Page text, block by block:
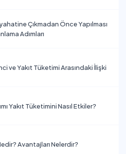
Çıkmadan Önce Yapılması
Adımları
ve Yakıt Tüketimi Arasındaki İlişki
Yakıt Tüketimini Nasıl Etkiler?
Avantajları Nelerdir?